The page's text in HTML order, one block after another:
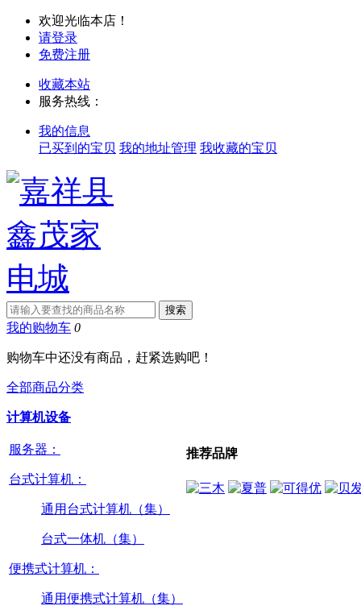
欢迎光临本店！
请登录
免费注册
收藏本站
服务热线：
我的信息
已买到的宝贝 我的地址管理 我收藏的宝贝
我的购物车 0
购物车中还没有商品，赶紧选购吧！
全部商品分类
计算机设备
服务器：
台式计算机：
通用台式计算机（集）
台式一体机（集）
便携式计算机：
通用便携式计算机（集）
推荐品牌